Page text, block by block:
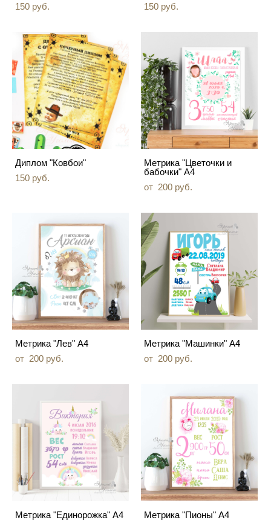
150 pуб.
150 pуб.
Диплом "Ковбои"
150 pуб.
Метрика "Цветочки и
бабочки" А4
от 200 pуб.
Метрика "Лев" А4
от 200 pуб.
Метрика "Машинки" А4
от 200 pуб.
Метрика "Единорожка" А4
Метрика "Пионы" А4